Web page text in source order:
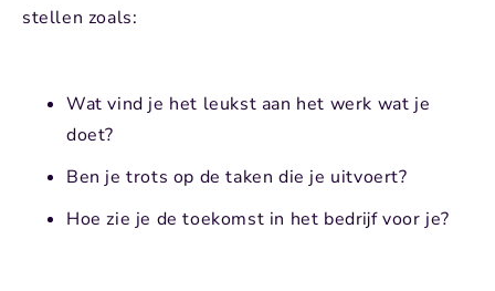
stellen zoals:
Wat vind je het leukst aan het werk wat je
doet?
Ben je trots op de taken die je uitvoert?
Hoe zie je de toekomst in het bedrijf voor je?